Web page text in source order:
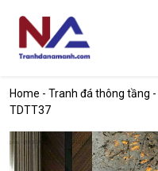
Home - Tranh đá thông tầng -
TDTT37